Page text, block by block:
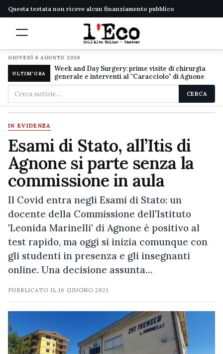
Questa testata non riceve alcun finanziamento pubblico
GIOVEDÌ 6 AGOSTO 2026
ULTIM'ORA
Week and Day Surgery: prime visite di chirurgia
generale e interventi al "Caracciolo" di Agnone
Cerca
nel
sito
CERCA
IN EVIDENZA
Esami di Stato, all’Itis di
Agnone si parte senza la
commissione in aula
Il Covid entra negli Esami di Stato: un
docente della Commissione dell'Istituto
'Leonida Marinelli' di Agnone è positivo al
test rapido, ma oggi si inizia comunque con
gli studenti in presenza e gli insegnanti
online. Una decisione assunta…
PUBBLICATO IL16 GIUGNO 2021